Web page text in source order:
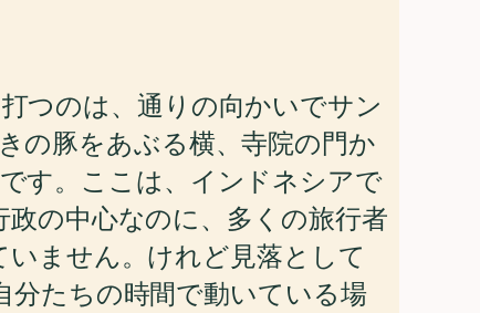
つのは、通りの向かいでサン
の豚をあぶる横、寺院の門か
す。ここは、インドネシアで
の中心なのに、多くの旅行者
ません。けれど見落として
たちの時間で動いている場